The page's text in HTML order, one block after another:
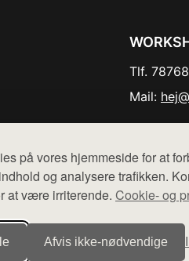
på vores hjemmeside for at
og analysere trafikken.
at være irriterende. Cookie- og
Afvis ikke‑nødvendige
Tlf.
Mail:
Der sælges ikke varer fra